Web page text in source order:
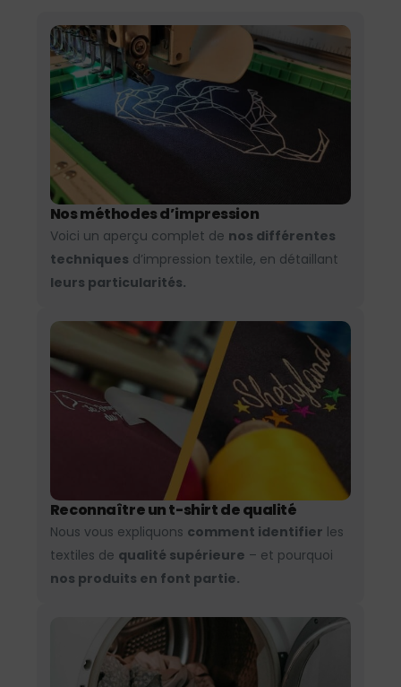
Nos méthodes d’impression
Voici un aperçu complet de nos différentes
techniques d’impression textile, en détaillant
leurs particularités.
Reconnaître un t-shirt de qualité
Nous vous expliquons comment identifier les
textiles de qualité supérieure – et pourquoi
nos produits en font partie.